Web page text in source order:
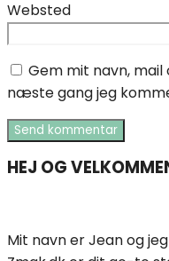
Websted
Gem mit navn,
næste gang jeg
HEJ OG
Mit navn er Jean og